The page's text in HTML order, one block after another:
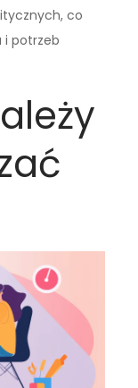
co
i potrzeb